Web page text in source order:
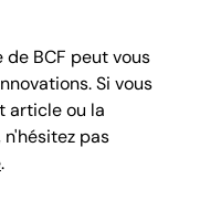
BCF peut vous
Si vous
article ou la
pas
.